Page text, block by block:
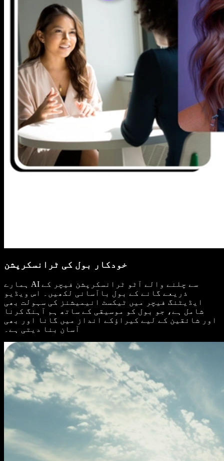
خودکار بول کی ٹرانسکرپشن
ہمارے AI سے چلنے والے آٹو ٹرانسکرپشن فیچر کے
ذریعے گانے کے بول باآسانی لکھیں۔ اس ویڈیو
ایڈیٹنگ فیچر میں ٹیکسٹ انیمیشنز کی سہولت بھی
شامل ہے، جو بول کو موسیقی کے ساتھ ہم آہنگ کرنا
اور شائقین کے لیے کیراؤکے انداز میں گانا اور بھی
آسان بنا دیتی ہے۔